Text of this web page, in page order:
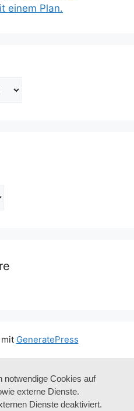
einem Plan.
GeneratePress
notwendige Cookies auf
externe Dienste.
Dienste deaktiviert.